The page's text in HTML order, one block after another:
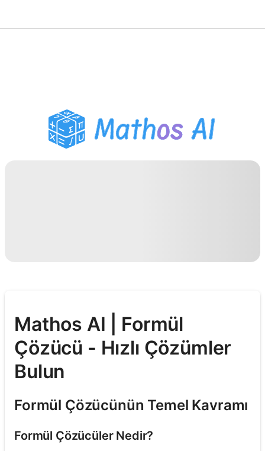
PDF Ödev Yardımcısı
Çalışma Araçları
Mathos AI | Formül
Çözücü - Hızlı Çözümler
Bulun
Formül Çözücünün Temel Kavramı
Formül Çözücüler Nedir?